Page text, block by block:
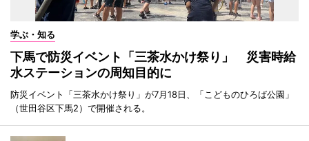
学ぶ・知る
下馬で防災イベント「三茶水かけ祭り」 災害時給
水ステーションの周知目的に
防災イベント「三茶水かけ祭り」が7月18日、「こどものひろば公園」
（世田谷区下馬2）で開催される。